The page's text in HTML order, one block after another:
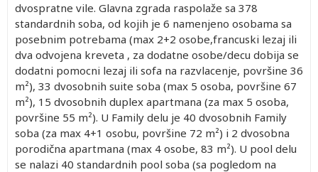
dvospratne vile. Glavna zgrada raspolaže sa 378
standardnih soba, od kojih je 6 namenjeno osobama sa
posebnim potrebama (max 2+2 osobe,francuski lezaj ili
dva odvojena kreveta , za dodatne osobe/decu dobija se
dodatni pomocni lezaj ili sofa na razvlacenje, površine 36
m²), 33 dvosobnih suite soba (max 5 osoba, površine 67
m²), 15 dvosobnih duplex apartmana (za max 5 osoba,
površine 55 m²). U Family delu je 40 dvosobnih Family
soba (za max 4+1 osobu, površine 72 m²) i 2 dvosobna
porodična apartmana (max 4 osobe, 83 m²). U pool delu
se nalazi 40 standardnih pool soba (sa pogledom na